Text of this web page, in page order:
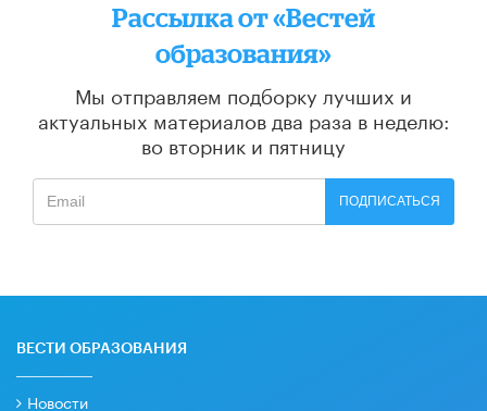
Рассылка от «Вестей
образования»
Мы отправляем подборку лучших и
актуальных материалов два раза в неделю:
во вторник и пятницу
ПОДПИСАТЬСЯ
ВЕСТИ ОБРАЗОВАНИЯ
Новости